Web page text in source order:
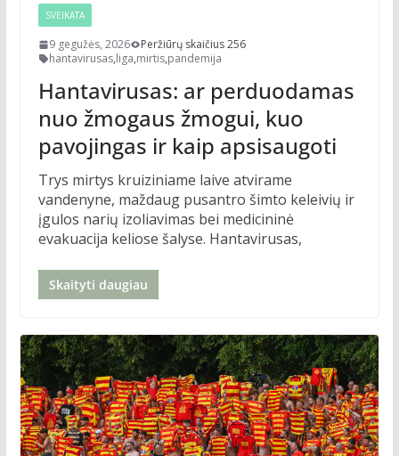
SVEIKATA
9 gegužės, 2026
Peržiūrų skaičius 256
hantavirusas,liga,mirtis,pandemija
Hantavirusas: ar perduodamas
nuo žmogaus žmogui, kuo
pavojingas ir kaip apsisaugoti
Trys mirtys kruiziniame laive atvirame
vandenyne, maždaug pusantro šimto keleivių ir
įgulos narių izoliavimas bei medicininė
evakuacija keliose šalyse. Hantavirusas,
Skaityti daugiau